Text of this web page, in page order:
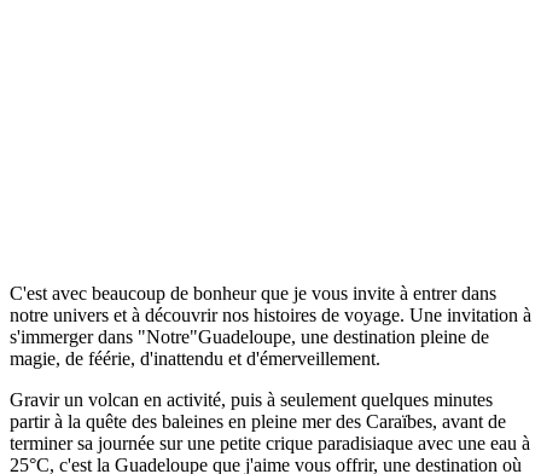
C'est avec beaucoup de bonheur que je vous invite à entrer dans
notre univers et à découvrir nos histoires de voyage. Une invitation à
s'immerger dans "Notre"Guadeloupe, une destination pleine de
magie, de féérie, d'inattendu et d'émerveillement.
Gravir un volcan en activité, puis à seulement quelques minutes
partir à la quête des baleines en pleine mer des Caraïbes, avant de
terminer sa journée sur une petite crique paradisiaque avec une eau à
25°C, c'est la Guadeloupe que j'aime vous offrir, une destination où